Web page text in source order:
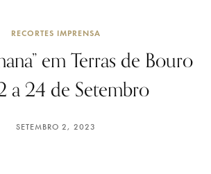
RECORTES IMPRENSA
em Terras de Bouro
a 24 de Setembro
SETEMBRO 2, 2023